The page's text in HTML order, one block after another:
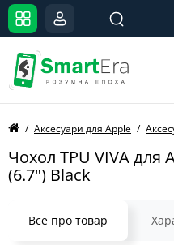
Аксесуари для Apple
Чохол TPU VIVA для
(6.7") Black
Все про товар